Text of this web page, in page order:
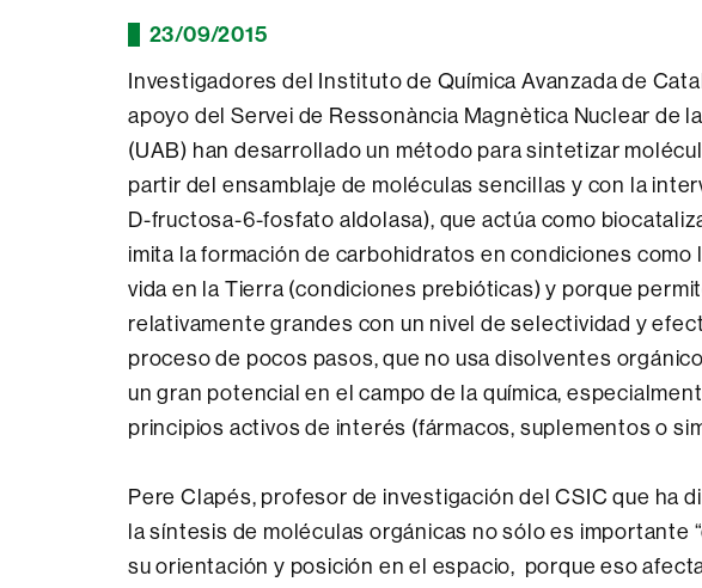
23/09/2015
Investigadores del Instituto de Química Avanzada de
apoyo del Servei de Ressonància Magnètica Nuclear de
(UAB) han desarrollado un método para sintetizar
partir del ensamblaje de moléculas sencillas y con la
D-fructosa-6-fosfato aldolasa), que actúa como
imita la formación de carbohidratos en condiciones
vida en la Tierra (condiciones prebióticas) y porque
relativamente grandes con un nivel de selectividad y
proceso de pocos pasos, que no usa disolventes
un gran potencial en el campo de la química,
principios activos de interés (fármacos, suplementos o
Pere Clapés, profesor de investigación del CSIC que ha
la síntesis de moléculas orgánicas no sólo es
su orientación y posición en el espacio, porque eso